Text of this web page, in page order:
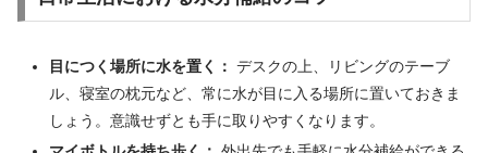
目につく場所に水を置く： デスクの上、リビングのテーブ
ル、寝室の枕元など、常に水が目に入る場所に置いておきま
しょう。意識せずとも手に取りやすくなります。